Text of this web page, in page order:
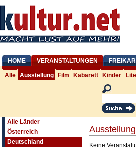
HOME VERANSTALTUNGEN
Alle Ausstellung Film Kabarett Kinder
Alle Länder
Österreich
Deutschland
Keine